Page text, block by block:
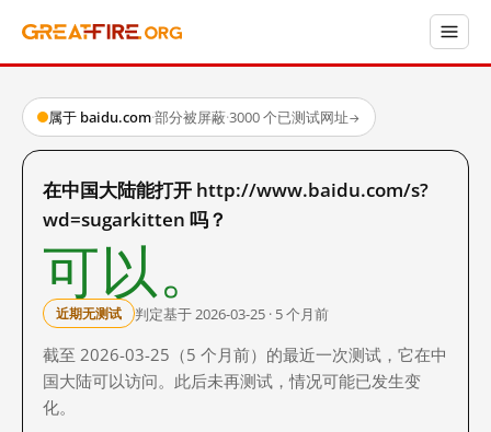
属于 baidu.com·部分被屏蔽·3000 个已测试网址→
在中国大陆能打开 http://www.baidu.com/s?
wd=sugarkitten 吗？
可以。
近期无测试 判定基于 2026-03-25 · 5 个月前
截至 2026-03-25（5 个月前）的最近一次测试，它在中
国大陆可以访问。此后未再测试，情况可能已发生变
化。